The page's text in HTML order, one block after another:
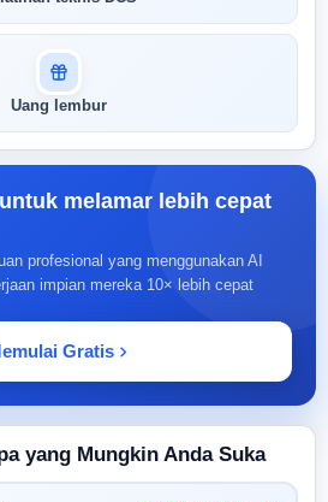
Uang lembur
melamar lebih cepat
profesional yang menggunakan AI
impian mereka 10× lebih cepat
Gratis
yang Mungkin Anda Suka